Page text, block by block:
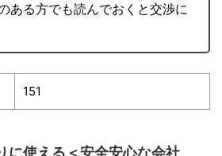
ある方でも読んでおくと交渉に
151